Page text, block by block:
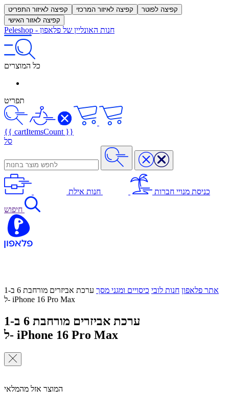
קפיצה לאיזור התפריט קפיצה לאיזור המרכזי
קפיצה לפוטר
קפיצה לאזור האישי
Peleshop - חנות האונליין של פלאפון
כל המוצרים
תפריט
{{ cartItemsCount }}
סל
כניסת מנויי חברות חנות אילת
חיפוש
אתר פלאפון חנות לובי כיסויים ומגני מסך
ערכת אביזרים מורחבת 6 ב-1
ל- iPhone 16 Pro Max
ערכת אביזרים מורחבת 6 ב-1
ל- iPhone 16 Pro Max
המוצר אזל מהמלאי